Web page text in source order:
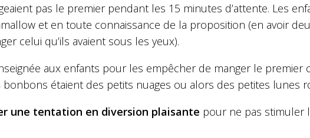
pas le premier pendant les 15 minutes d’attente. Les
et en toute connaissance de la proposition (en avoir
celui qu’ils avaient sous les yeux).
aux enfants pour les empêcher de manger le premier
bonbons étaient des petits nuages ou alors des petites lunes
une tentation en diversion plaisante pour ne pas stimuler